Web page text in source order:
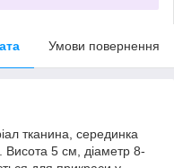
Умови повернення
тканина, серединка
Висота 5 см, діаметр 8-